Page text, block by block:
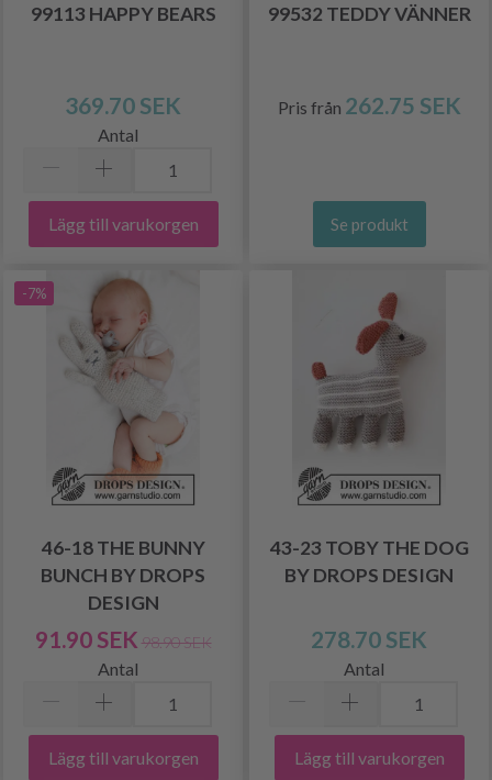
99113 HAPPY BEARS
369.70 SEK
Antal
Lägg till varukorgen
99532 TEDDY VÄNNER
Pris från 262.75 SEK
Se produkt
-7%
46-18 THE BUNNY
BUNCH BY DROPS
DESIGN
91.90 SEK 98.90 SEK
Antal
Lägg till varukorgen
43-23 TOBY THE DOG
BY DROPS DESIGN
278.70 SEK
Antal
Lägg till varukorgen